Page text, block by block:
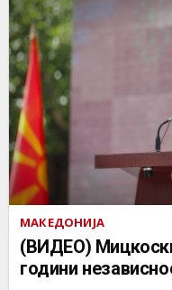
МАКЕДОНИЈА
(ВИДЕО)
години